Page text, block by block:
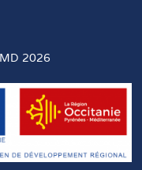
2026